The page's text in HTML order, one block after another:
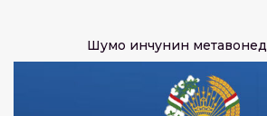
Шумо инчунин метавонед